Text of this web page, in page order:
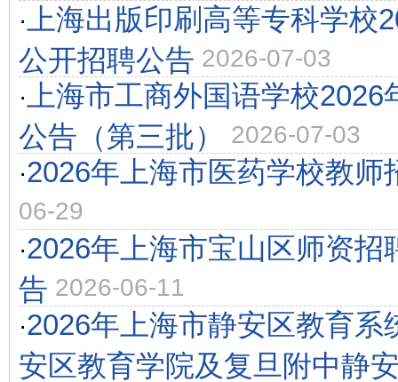
·
上海出版印刷高等专科学校
公开招聘公告 2026-07-03
·
上海市工商外国语学校
公告（第三批）
2026-07-03
·2026年上海市医药学校教师
06-29
·2026年上海市宝山区师资招
告 2026-06-11
·2026年上海市静安区教育系
安区教育学院及复旦附中静